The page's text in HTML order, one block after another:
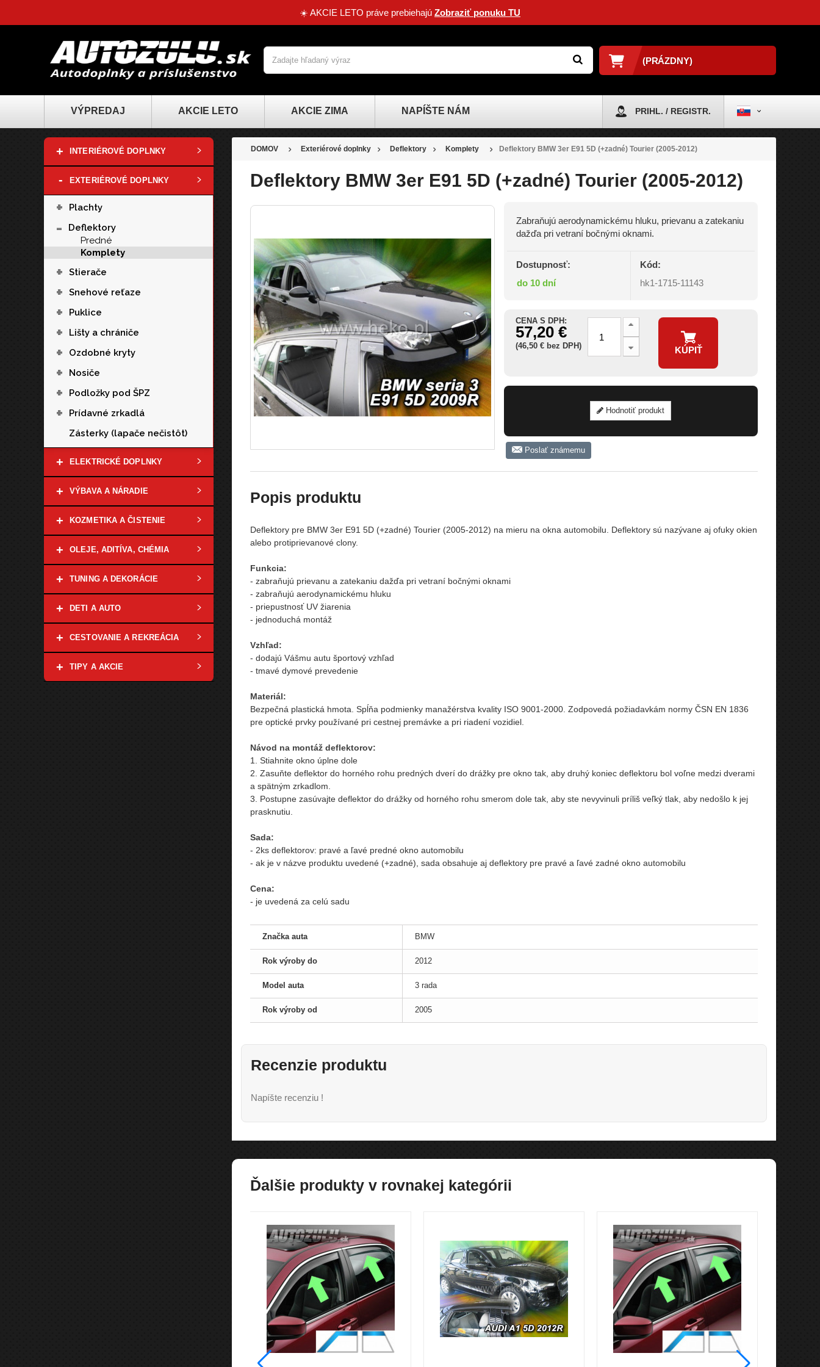
☀️ AKCIE LETO práve prebiehajú Zobraziť ponuku TU
(PRÁZDNY)
VÝPREDAJ AKCIE LETO AKCIE ZIMA NAPÍŠTE NÁM PRIHL. / REGISTR.
+ INTERIÉROVÉ DOPLNKY
- EXTERIÉROVÉ DOPLNKY
+ Plachty
-
Deflektory
Predné
Komplety
+ Stierače
+ Snehové reťaze
+ Puklice
+ Lišty a chrániče
+ Ozdobné kryty
+ Nosiče
+ Podložky pod ŠPZ
+
Prídavné zrkadlá
Zásterky (lapače nečistôt)
+ ELEKTRICKÉ DOPLNKY
+ VÝBAVA A NÁRADIE
+ KOZMETIKA A ČISTENIE
+ OLEJE, ADITÍVA, CHÉMIA
+ TUNING A DEKORÁCIE
+ DETI A AUTO
+ CESTOVANIE A REKREÁCIA
+ TIPY A AKCIE
DOMOV Exteriérové doplnky Deflektory Komplety Deflektory BMW 3er E91 5D (+zadné) Tourier (2005-2012)
Deflektory BMW 3er E91 5D (+zadné) Tourier (2005-2012)
Zabraňujú aerodynamickému hluku, prievanu a zatekaniu
dažďa pri vetraní bočnými oknami.
Dostupnosť:
do 10 dní
Kód:
hk1-1715-11143
CENA S DPH:
57,20 €
(46,50 € bez DPH) KÚPIŤ
Hodnotiť produkt
Poslať známemu
Popis produktu
Deflektory pre BMW 3er E91 5D (+zadné) Tourier (2005-2012) na mieru na okna automobilu. Deflektory sú nazývane aj ofuky okien
alebo protiprievanové clony.
Funkcia:
- zabraňujú prievanu a zatekaniu dažďa pri vetraní bočnými oknami
- zabraňujú aerodynamickému hluku
- priepustnosť UV žiarenia
- jednoduchá montáž
Vzhľad:
- dodajú Vášmu autu športový vzhľad
- tmavé dymové prevedenie
Materiál:
Bezpečná plastická hmota. Spĺňa podmienky manažérstva kvality ISO 9001-2000. Zodpovedá požiadavkám normy ČSN EN 1836
pre optické prvky používané pri cestnej premávke a pri riadení vozidiel.
Návod na montáž deflektorov:
1. Stiahnite okno úplne dole
2. Zasuňte deflektor do horného rohu predných dverí do drážky pre okno tak, aby druhý koniec deflektoru bol voľne medzi dverami
a spätným zrkadlom.
3. Postupne zasúvajte deflektor do drážky od horného rohu smerom dole tak, aby ste nevyvinuli príliš veľký tlak, aby nedošlo k jej
prasknutiu.
Sada:
- 2ks deflektorov: pravé a ľavé predné okno automobilu
- ak je v názve produktu uvedené (+zadné), sada obsahuje aj deflektory pre pravé a ľavé zadné okno automobilu
Cena:
- je uvedená za celú sadu
Značka auta BMW
Rok výroby do 2012
Model auta 3 rada
Rok výroby od 2005
Recenzie produktu
Napíšte recenziu !
Ďalšie produkty v rovnakej kategórii